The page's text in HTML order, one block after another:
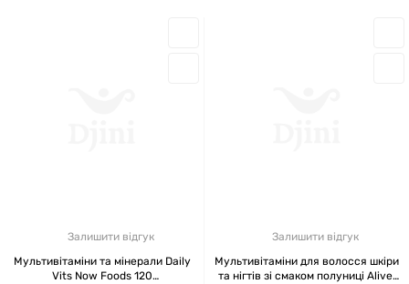
Залишити відгук
Мультивітаміни та мінерали Daily
Vits Now Foods 120
Залишити відгук
Мультивітаміни для волосся шкіри
та нігтів зі смаком полуниці Alive!